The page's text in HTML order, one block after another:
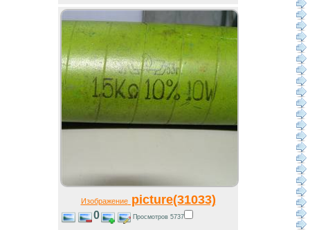
Изображениеpicture(31033)
0 Просмотров 5737